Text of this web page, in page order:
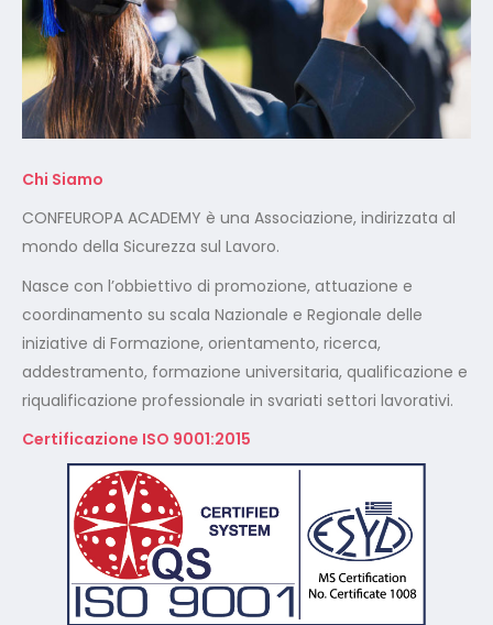
Chi Siamo
CONFEUROPA ACADEMY è una Associazione, indirizzata al
mondo della Sicurezza sul Lavoro.
Nasce con l’obbiettivo di promozione, attuazione e
coordinamento su scala Nazionale e Regionale delle
iniziative di Formazione, orientamento, ricerca,
addestramento, formazione universitaria, qualificazione e
riqualificazione professionale in svariati settori lavorativi.
Certificazione ISO 9001:2015